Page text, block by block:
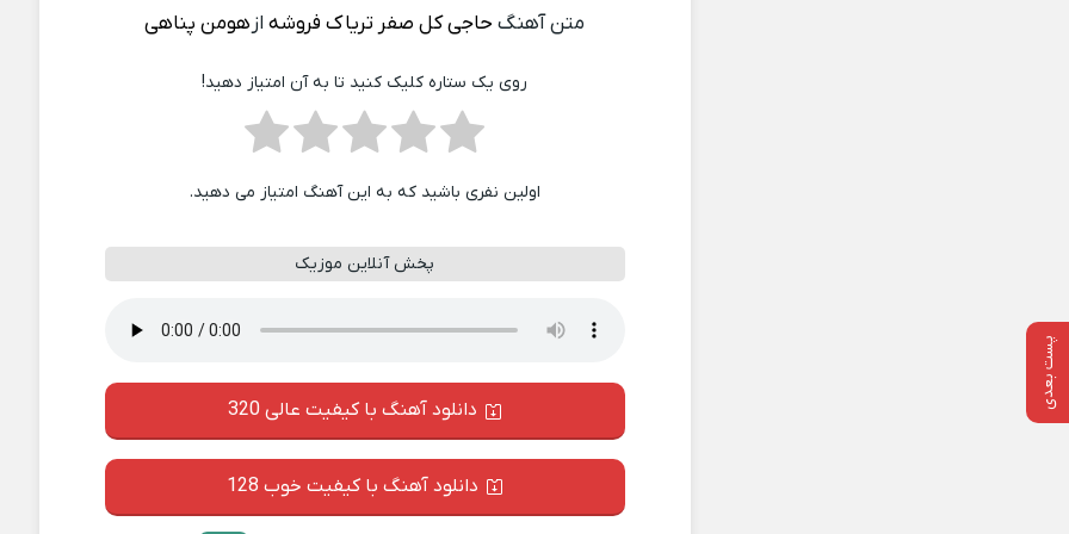
پست بعدی
متن آهنگ حاجی کل صفر تریاک فروشهازهومن پناهی
روی یک ستاره کلیک کنید تا به آن امتیاز دهید!
اولین نفری باشید که به این آهنگ امتیاز می دهید.
پخش آنلاین موزیک
دانلود آهنگ با کیفیت عالی 320
دانلود آهنگ با کیفیت خوب 128